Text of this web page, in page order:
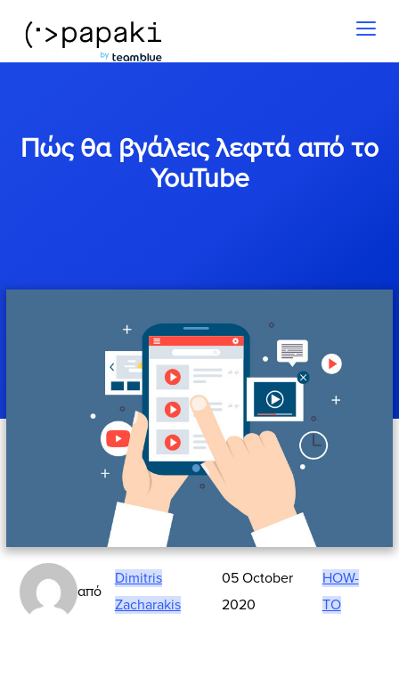
Πώς θα βγάλεις λεφτά από το
YouTube
από
Dimitris
Zacharakis
05 October
2020
HOW-
TO